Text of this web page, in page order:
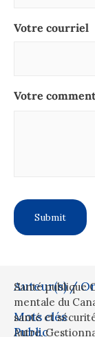
Votre courriel
Votre
Auteur(s) /
Santé publique
mentale du
Mots clés
santé et
Public
Autre,